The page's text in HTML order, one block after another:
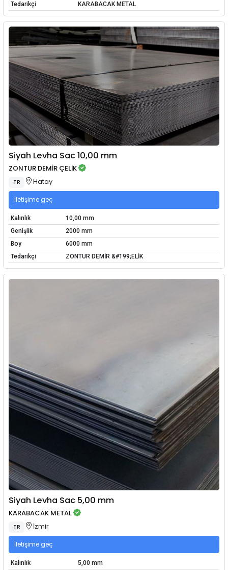
Tedarikçi
KARABACAK METAL
Siyah Levha Sac 10,00 mm
ZONTUR DEMİR ÇELİK
TR Hatay
İletişime geç
Kalınlık
10,00 mm
Genişlik
2000 mm
Boy
6000 mm
Tedarikçi
ZONTUR DEMİR &#199;ELİK
Siyah Levha Sac 5,00 mm
KARABACAK METAL
TR İzmir
İletişime geç
Kalınlık
5,00 mm